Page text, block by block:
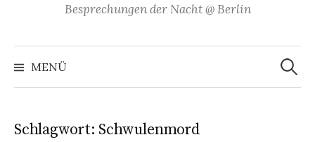
Besprechungen der Nacht @ Berlin
MENÜ
Suchen
nach:
Schlagwort: Schwulenmord